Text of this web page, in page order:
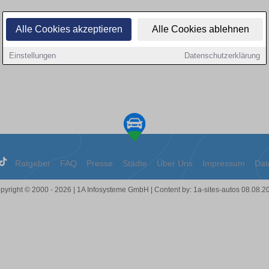
Alle Cookies akzeptieren Alle Cookies ablehnen
Einstellungen Datenschutzerklärung
Ratgeber FAQ Presse Städte Über Uns Impressum
© 2000 - 2026 | 1A Infosysteme GmbH | Content by: 1a-sites-autos